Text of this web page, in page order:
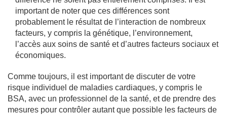
important de noter que ces différences sont
probablement le résultat de l’interaction de nombreux
facteurs, y compris la génétique, l’environnement,
l’accès aux soins de santé et d’autres facteurs sociaux et
économiques.
Comme toujours, il est important de discuter de votre
risque individuel de maladies cardiaques, y compris le
BSA, avec un professionnel de la santé, et de prendre des
mesures pour contrôler autant que possible les facteurs de